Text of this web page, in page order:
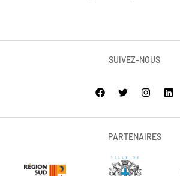
SUIVEZ-NOUS
PARTENAIRES